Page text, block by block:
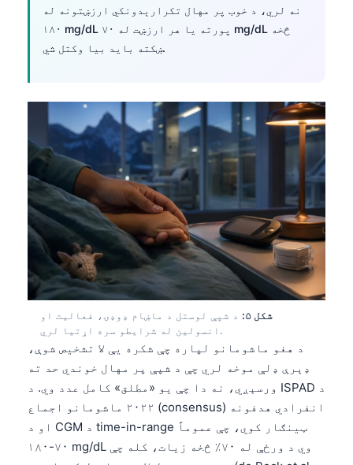
نه لري، د خوب پر مهال تکرارېدونکي ارزښتونه له
۱۸۰ mg/dL پورته یا هر ارزښت له ۷۰ mg/dL څخه
ښکته باید بیا وکتل شي.
شکل ۵:
د شپې لوستل د ماښام ډوډۍ، فعالیت او
انسولین له شرایطو سره اړتیا لري.
د هغو ماشومانو لپاره چې شکره یې لا تشخیص شوې،
ډېرې ډلې موخه لري چې د شپې پر مهال خوندي حد ته
ورسېږي، نه دا چې یو «مطلق» کامل عدد وي. د ISPAD د
۲۰۲۲ ماشومانو اجماع (consensus) انفرادي هدفونه
او د CGM د time-in-range ټینګار کوي، چې عموماً
۷۰-۱۸۰ mg/dL وي د ورځې له ۷۰٪ څخه زیات، کله چې